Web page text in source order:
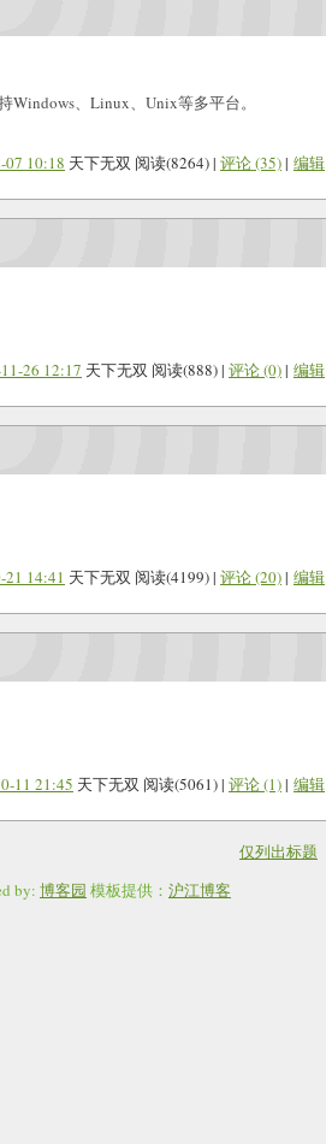
、Linux、Unix等多平台。
07 10:18 天下无双 阅读(8264) | 评论 (35)| 编辑
26 12:17 天下无双 阅读(888) | 评论 (0)| 编辑
21 14:41 天下无双 阅读(4199) | 评论 (20)| 编辑
11 21:45 天下无双 阅读(5061) | 评论 (1)| 编辑
仅列出标题
by: 博客园 模板提供： 沪江博客